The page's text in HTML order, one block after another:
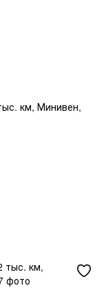
км, Минивен,